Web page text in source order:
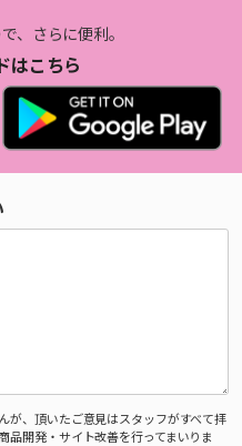
、さらに便利。
はこちら
が、頂いたご意見はスタッフがすべて拝
品開発・サイト改善を行ってまいりま